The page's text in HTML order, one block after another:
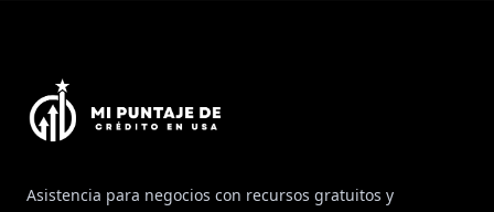
Asistencia para negocios con recursos gratuitos y